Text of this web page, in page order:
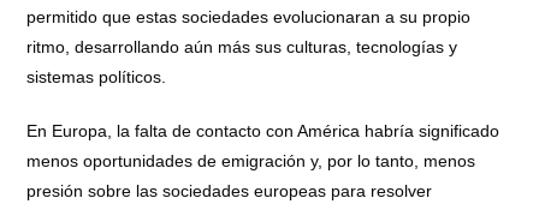
permitido que estas sociedades evolucionaran a su propio
ritmo, desarrollando aún más sus culturas, tecnologías y
sistemas políticos.
En Europa, la falta de contacto con América habría significado
menos oportunidades de emigración y, por lo tanto, menos
presión sobre las sociedades europeas para resolver